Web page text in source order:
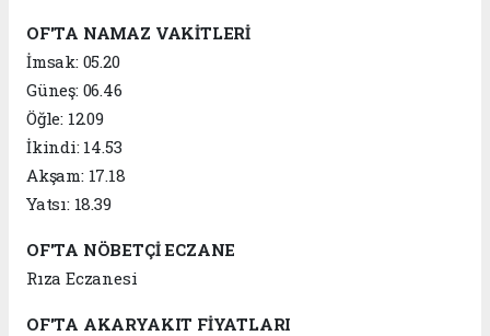
OF'TA NAMAZ VAKİTLERİ
İmsak: 05.20
Güneş: 06.46
Öğle: 12.09
İkindi: 14.53
Akşam: 17.18
Yatsı: 18.39
OF'TA NÖBETÇİ ECZANE
Rıza Eczanesi
OF'TA AKARYAKIT FİYATLARI